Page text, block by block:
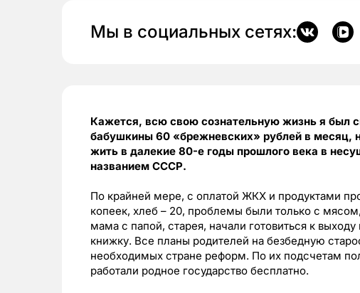
Мы в социальных сетях:
Кажется, всю свою сознательную жизнь я был
бабушкины 60 «брежневских» рублей в месяц,
жить в далекие 80-е годы прошлого века в
названием СССР.
По крайней мере, с оплатой ЖКХ и продуктами
копеек, хлеб – 20, проблемы были только с
мама с папой, старея, начали готовиться к
книжку. Все планы родителей на безбедную
необходимых стране реформ. По их подсчетам
работали родное государство бесплатно.